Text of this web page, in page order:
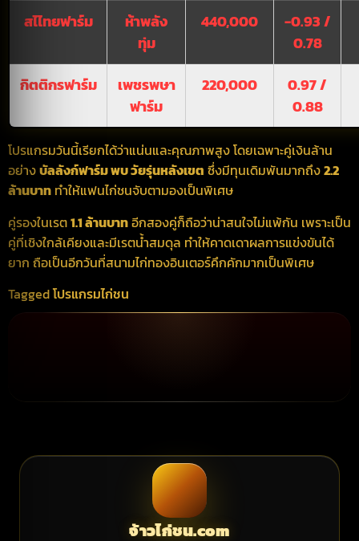
สไไทยฟาร์ม
ห้าพลัง
ทุ่ม
440,000
-0.93 /
0.78
กิตติกรฟาร์ม
เพชรพษา
ฟาร์ม
220,000
0.97 /
0.88
โปรแกรมวันนี้เรียกได้ว่าแน่นและคุณภาพสูง โดยเฉพาะคู่เงินล้าน
อย่างบัลลังก์ฟาร์ม พบ วัยรุ่นหลังเขต ซึ่งมีทุนเดิมพันมากถึง2.2
ล้านบาท ทำให้แฟนไก่ชนจับตามองเป็นพิเศษ
คู่รองในเรต1.1 ล้านบาทอีกสองคู่ก็ถือว่าน่าสนใจไม่แพ้กัน เพราะเป็น
คู่ที่เชิงใกล้เคียงและมีเรตน้ำสมดุล ทำให้คาดเดาผลการแข่งขันได้
ยาก ถือเป็นอีกวันที่สนามไก่ทองอินเตอร์คึกคักมากเป็นพิเศษ
Taggedโปรแกรมไก่ชน
จ้าวไก่ชน.com